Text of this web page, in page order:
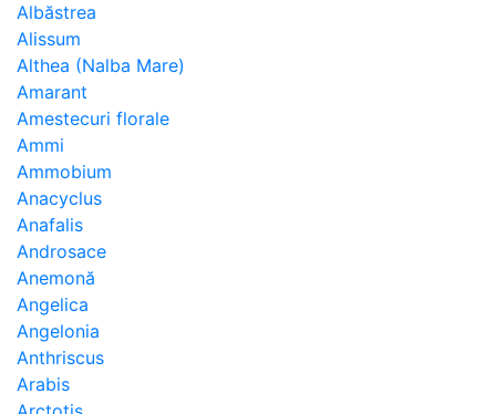
Albăstrea
Alissum
Althea (Nalba Mare)
Amarant
Amestecuri florale
Ammi
Ammobium
Anacyclus
Anafalis
Androsace
Anemonă
Angelica
Angelonia
Anthriscus
Arabis